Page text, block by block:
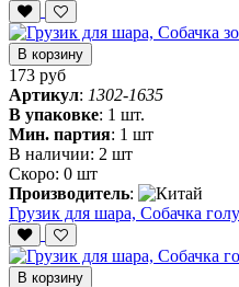
В корзину
173 руб
Артикул: 1302-1635
В упаковке: 1 шт.
Мин. партия: 1 шт
В наличии: 2 шт
Скоро: 0 шт
Производитель:
Грузик для шара, Собачка
В корзину